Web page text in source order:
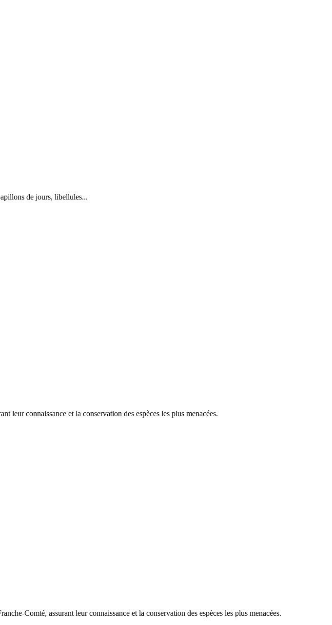
de jours, libellules...
leur connaissance et la conservation des espèces les plus menacées.
Comté, assurant leur connaissance et la conservation des espèces les plus menacées.